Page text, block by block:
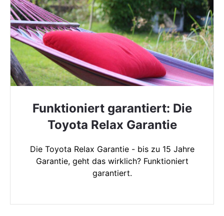
Funktioniert garantiert: Die
Toyota Relax Garantie
Die Toyota Relax Garantie - bis zu 15 Jahre
Garantie, geht das wirklich? Funktioniert
garantiert.